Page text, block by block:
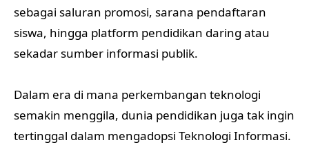
sebagai saluran promosi, sarana pendaftaran
siswa, hingga platform pendidikan daring atau
sekadar sumber informasi publik.
Dalam era di mana perkembangan teknologi
semakin menggila, dunia pendidikan juga tak ingin
tertinggal dalam mengadopsi Teknologi Informasi.